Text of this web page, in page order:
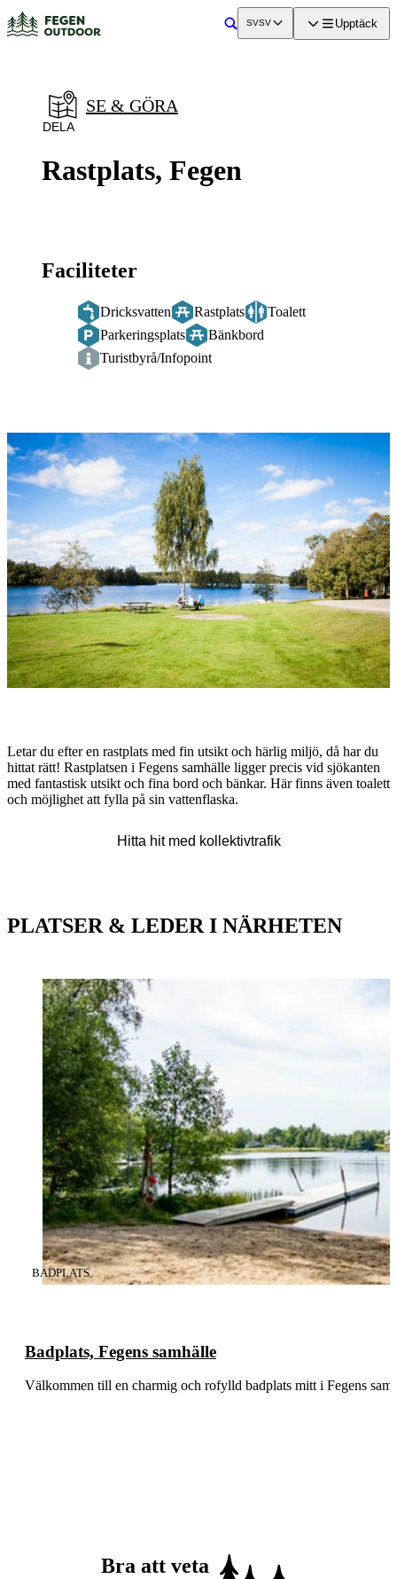
Upptäck
SökSVSV
Rastplats, Fegen
SE & GÖRA
DELA
Faciliteter
Dricksvatten Rastplats
Toalett
Parkeringsplats
Bänkbord
Turistbyrå/Infopoint
Bildspel
med
bilder
Letar du efter en rastplats med fin utsikt och härlig miljö, då har du
hittat rätt! Rastplatsen i Fegens samhälle ligger precis vid sjökanten
med fantastisk utsikt och fina bord och bänkar. Här finns även toalett
och möjlighet att fylla på sin vattenflaska.
Hitta hit med kollektivtrafik
PLATSER & LEDER I NÄRHETEN
Badplats, Fegens samhälle
KATEGORI:
BADPLATS
Välkommen till en charmig och rofylld badplats mitt i Fegens
Bra att veta